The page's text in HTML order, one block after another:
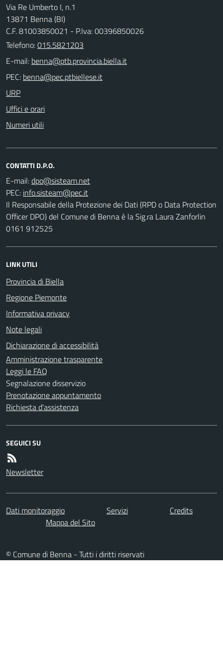
Via Re Umberto I, n.1
13871 Benna (BI)
C.F. 81003850021 - P.Iva: 00396850026
Telefono:015.5821203
E-mail:
PEC:
URP
Uffici e orari
Numeri utili
CONTATTI D.P.O.
E-mail:
PEC:
Il Responsabile della Protezione dei Dati (RPD o Data Protection
Officer DPO) del Comune di Benna è la Sig.ra Laura Zanforlin
0161 912525
LINK UTILI
Provincia di Biella
Regione Piemonte
Informativa privacy
Note legali
Dichiarazione di accessibilità
Amministrazione trasparente
Leggi le FAQ
Segnalazione disservizio
Prenotazione appuntamento
Richiesta d'assistenza
SEGUICI SU
Newsletter
Dati monitoraggio Servizi
Credits
Mappa del Sito
© Comune di Benna - Tutti i diritti riservati